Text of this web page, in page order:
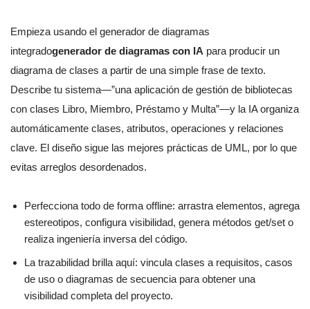
Empieza usando el generador de diagramas
integradogenerador de diagramas con IA para producir un
diagrama de clases a partir de una simple frase de texto.
Describe tu sistema—”una aplicación de gestión de bibliotecas
con clases Libro, Miembro, Préstamo y Multa”—y la IA organiza
automáticamente clases, atributos, operaciones y relaciones
clave. El diseño sigue las mejores prácticas de UML, por lo que
evitas arreglos desordenados.
Perfecciona todo de forma offline: arrastra elementos, agrega
estereotipos, configura visibilidad, genera métodos get/set o
realiza ingeniería inversa del código.
La trazabilidad brilla aquí: vincula clases a requisitos, casos
de uso o diagramas de secuencia para obtener una
visibilidad completa del proyecto.